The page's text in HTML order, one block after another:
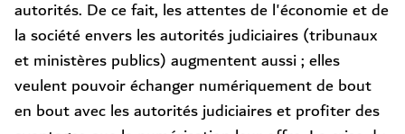
autorités. De ce fait, les attentes de l'économie et de
la société envers les autorités judiciaires (tribunaux
et ministères publics) augmentent aussi ; elles
veulent pouvoir échanger numériquement de bout
en bout avec les autorités judiciaires et profiter des